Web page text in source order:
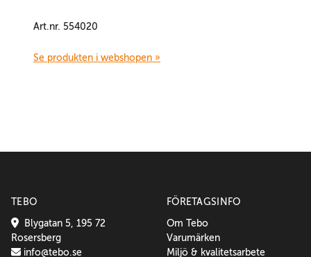
Art.nr. 554020
Se produkten i webshopen »
TEBO
Blygatan 5, 195 72
Rosersberg
info@tebo.se
FÖRETAGSINFO
Om Tebo
Varumärken
Miljö & kvalitetsarbete